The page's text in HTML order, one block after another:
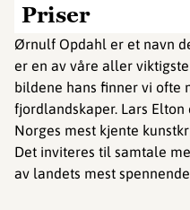
Priser
Ørnulf Opdahl er et navn
er en av våre aller
bildene hans finner vi ofte
fjordlandskaper. Lars
Norges mest kjente
Det inviteres til samtale
av landets mest